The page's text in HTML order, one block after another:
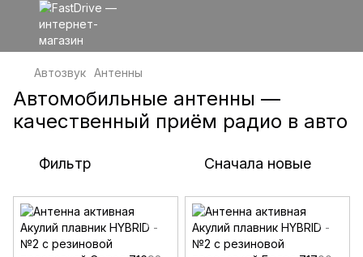
Автозвук Антенны
Автомобильные антенны —
качественный приём радио в авто
Фильтр Сначала новые